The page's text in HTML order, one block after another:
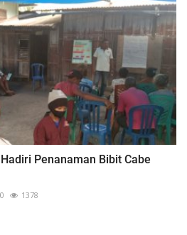
Penanaman Bibit Cabe
1378